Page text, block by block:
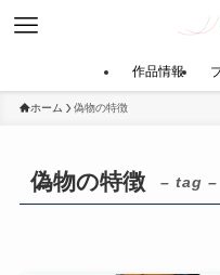
作品情報
ホーム 偽物の特徴
偽物の特徴 – tag –